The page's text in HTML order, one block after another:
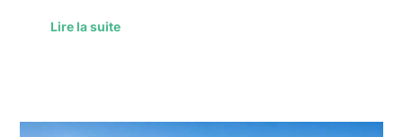
Lire la suite